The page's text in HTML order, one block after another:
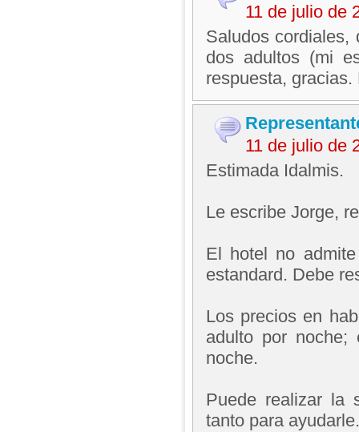
11 de julio de
Saludos cordiales,
dos adultos (mi
respuesta,
11 de julio de
Estimada Idalmis.
Le escribe Jorge,
El hotel no
estandard. Debe
Los precios en
adulto por
noche.
Puede realizar la
tanto para ayudarle.